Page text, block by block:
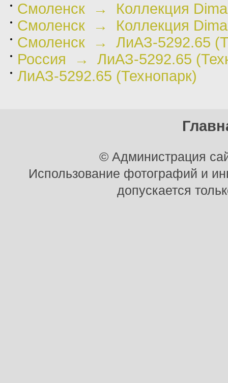
Смоленск → Коллекция
Смоленск → Коллекция
Смоленск → ЛиАЗ-5292.65
Россия → ЛиАЗ-5292.65
ЛиАЗ-5292.65 (Технопарк)
© Администрация
Использование фотографий и
допускается